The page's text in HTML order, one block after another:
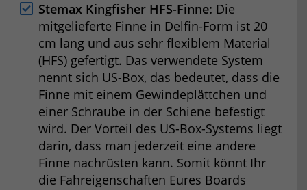
Stemax Kingfisher HFS-Finne: Die
mitgelieferte Finne in Delfin-Form ist 20
cm lang und aus sehr flexiblem Material
(HFS) gefertigt. Das verwendete System
nennt sich US-Box, das bedeutet, dass die
Finne mit einem Gewindeplättchen und
einer Schraube in der Schiene befestigt
wird. Der Vorteil des US-Box-Systems liegt
darin, dass man jederzeit eine andere
Finne nachrüsten kann. Somit könnt Ihr
die Fahreigenschaften Eures Boards